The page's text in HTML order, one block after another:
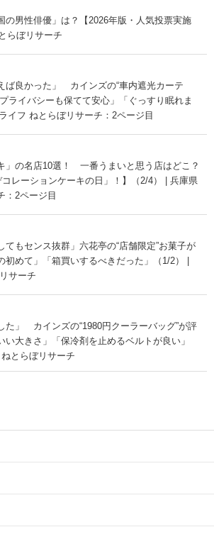
の男性俳優」は？【2026年版・人気投票実施
らぼリサーチ
ば良かった」 カインズの“車内遮光カーテ
ライバシーも保てて安心」「ぐっすり眠れま
イフ ねとらぼリサーチ：2ページ目
」の名店10選！ 一番うまいと思う店はどこ？
コレーションケーキの日」！】（2/4） | 兵庫県
：2ページ目
てもセンス抜群」六花亭の“店舗限定”お菓子が
めて」「箱買いするべきだった」（1/2） |
サーチ
た」 カインズの“1980円クーラーバッグ”が評
大きさ」「保冷剤を止めるベルトが良い」
ねとらぼリサーチ